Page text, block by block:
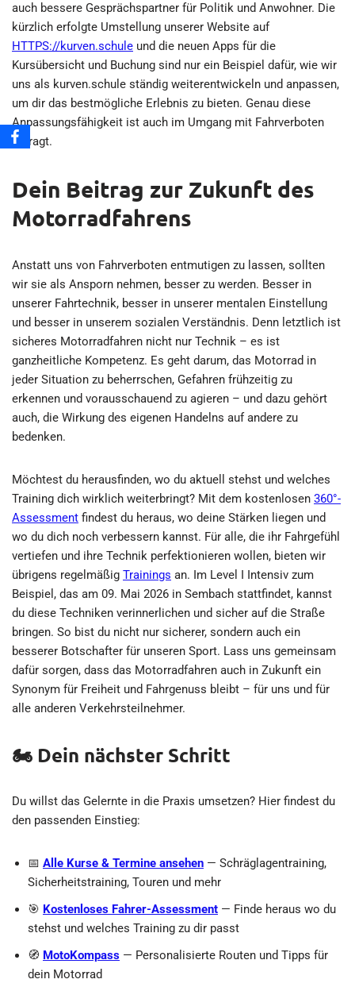
auch bessere Gesprächspartner für Politik und Anwohner. Die
kürzlich erfolgte Umstellung unserer Website auf
HTTPS://kurven.schule und die neuen Apps für die
Kursübersicht und Buchung sind nur ein Beispiel dafür, wie wir
uns als kurven.schule ständig weiterentwickeln und anpassen,
um dir das bestmögliche Erlebnis zu bieten. Genau diese
Anpassungsfähigkeit ist auch im Umgang mit Fahrverboten
gefragt.
Dein Beitrag zur Zukunft des
Motorradfahrens
Anstatt uns von Fahrverboten entmutigen zu lassen, sollten
wir sie als Ansporn nehmen, besser zu werden. Besser in
unserer Fahrtechnik, besser in unserer mentalen Einstellung
und besser in unserem sozialen Verständnis. Denn letztlich ist
sicheres Motorradfahren nicht nur Technik – es ist
ganzheitliche Kompetenz. Es geht darum, das Motorrad in
jeder Situation zu beherrschen, Gefahren frühzeitig zu
erkennen und vorausschauend zu agieren – und dazu gehört
auch, die Wirkung des eigenen Handelns auf andere zu
bedenken.
Möchtest du herausfinden, wo du aktuell stehst und welches
Training dich wirklich weiterbringt? Mit dem kostenlosen 360°-
Assessment findest du heraus, wo deine Stärken liegen und
wo du dich noch verbessern kannst. Für alle, die ihr Fahrgefühl
vertiefen und ihre Technik perfektionieren wollen, bieten wir
übrigens regelmäßig Trainings an. Im Level I Intensiv zum
Beispiel, das am 09. Mai 2026 in Sembach stattfindet, kannst
du diese Techniken verinnerlichen und sicher auf die Straße
bringen. So bist du nicht nur sicherer, sondern auch ein
besserer Botschafter für unseren Sport. Lass uns gemeinsam
dafür sorgen, dass das Motorradfahren auch in Zukunft ein
Synonym für Freiheit und Fahrgenuss bleibt – für uns und für
alle anderen Verkehrsteilnehmer.
🏍️ Dein nächster Schritt
Du willst das Gelernte in die Praxis umsetzen? Hier findest du
den passenden Einstieg:
📅 Alle Kurse & Termine ansehen — Schräglagentraining,
Sicherheitstraining, Touren und mehr
🎯 Kostenloses Fahrer-Assessment — Finde heraus wo du
stehst und welches Training zu dir passt
🧭 MotoKompass — Personalisierte Routen und Tipps für
dein Motorrad